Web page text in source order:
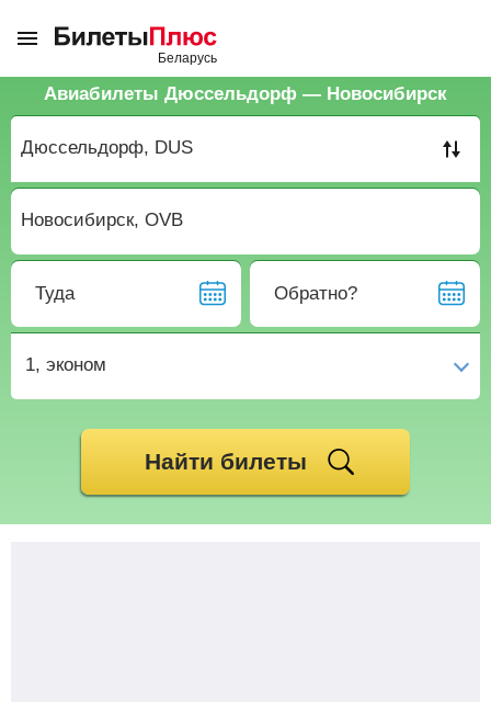
Авиабилеты Дюссельдорф — Новосибирск
Туда Обратно?
1, эконом
Найти билеты